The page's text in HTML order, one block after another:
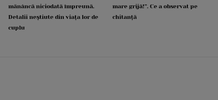
mănâncă niciodată împreună.
Detalii neștiute din viața lor de
cuplu
mare grijă!”. Ce a observat pe
chitanță